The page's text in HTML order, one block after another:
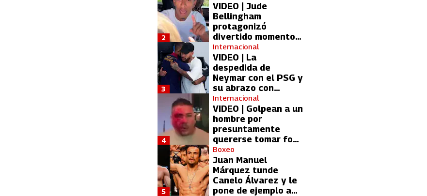
VIDEO | Jude
Bellingham
protagonizó
divertido momento
con aficionada del
Real Madrid
2
Internacional
VIDEO | La
despedida de
Neymar con el PSG y
su abrazo con
Kylian Mbappé
3
Internacional
VIDEO | Golpean a un
hombre por
presuntamente
quererse tomar foto
con Lionel Messi
4
Boxeo
Juan Manuel
Márquez tunde
Canelo Álvarez y le
pone de ejemplo a
5